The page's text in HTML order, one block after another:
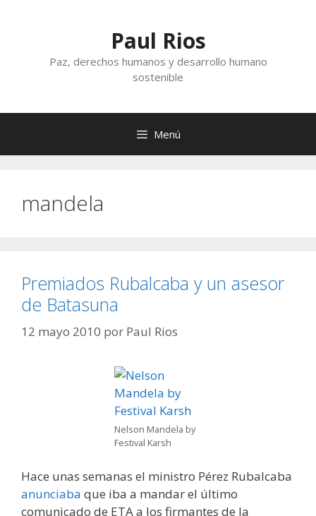
Paul Rios
Paz, derechos humanos y desarrollo humano
sostenible
Menú
mandela
Premiados Rubalcaba y un asesor
de Batasuna
12 mayo 2010 por Paul Rios
Nelson Mandela by
Festival Karsh
Hace unas semanas el ministro Pérez Rubalcaba
anunciaba que iba a mandar el último
comunicado de ETA a los firmantes de la